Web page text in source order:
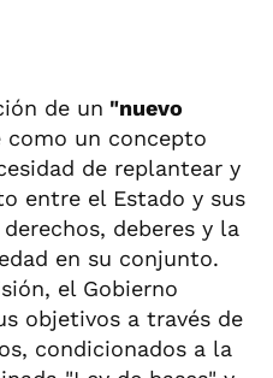
de un "nuevo
como un concepto
de replantear y
entre el Estado y sus
deberes y la
en su conjunto.
el Gobierno
objetivos a través de
condicionados a la